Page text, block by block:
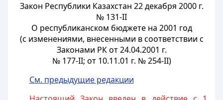
Закон Республики Казахстан 22 декабря 2000 г.
№ 131-II
О республиканском бюджете на 2001 год
(с изменениями, внесенными в соответствии с
Законами РК от 24.04.2001 г.
№ 177-II; от 10.11.01 г. № 254-II)
См. предыдущие редакции